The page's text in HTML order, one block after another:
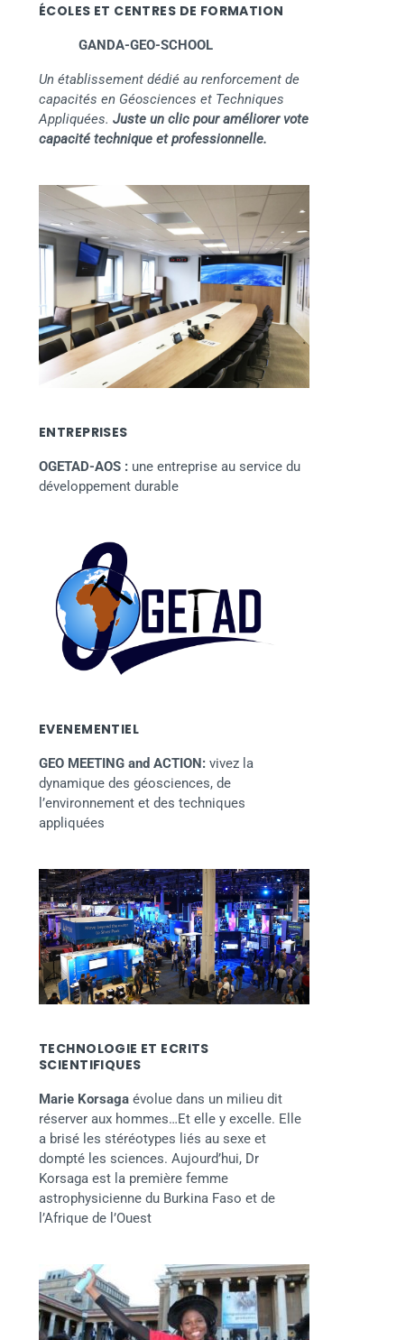
ÉCOLES ET CENTRES DE FORMATION
GANDA-GEO-SCHOOL
Un établissement dédié au renforcement de
capacités en Géosciences et Techniques
Appliquées. Juste un clic pour améliorer vote
capacité technique et professionnelle.
ENTREPRISES
OGETAD-AOS : une entreprise au service du
développement durable
EVENEMENTIEL
GEO MEETING and ACTION: vivez la
dynamique des géosciences, de
l’environnement et des techniques
appliquées
TECHNOLOGIE ET ECRITS
SCIENTIFIQUES
Marie Korsaga évolue dans un milieu dit
réserver aux hommes…Et elle y excelle. Elle
a brisé les stéréotypes liés au sexe et
dompté les sciences. Aujourd’hui, Dr
Korsaga est la première femme
astrophysicienne du Burkina Faso et de
l’Afrique de l’Ouest